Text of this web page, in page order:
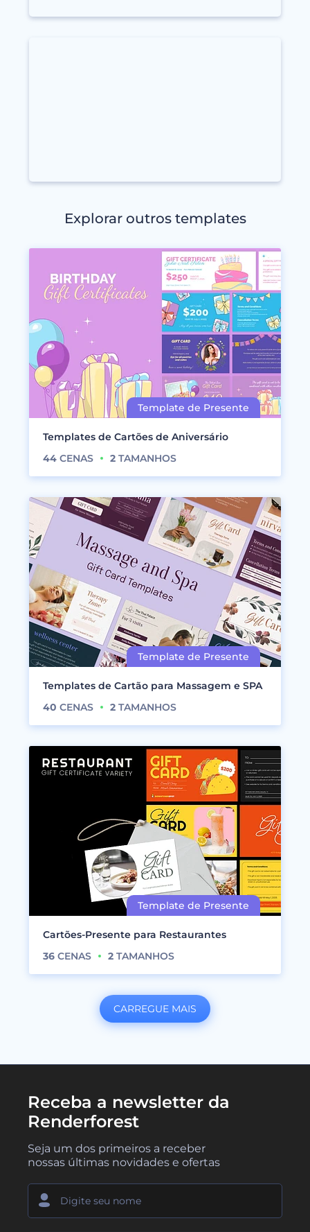
Explorar outros templates
Templates de Cartões de Aniversário
44 CENAS 2 TAMANHOS
Templates de Cartão para Massagem e SPA
40 CENAS 2 TAMANHOS
Cartões-Presente para Restaurantes
36 CENAS 2 TAMANHOS
CARREGUE MAIS
Receba a newsletter da
Renderforest
Seja um dos primeiros a receber
nossas últimas novidades e ofertas